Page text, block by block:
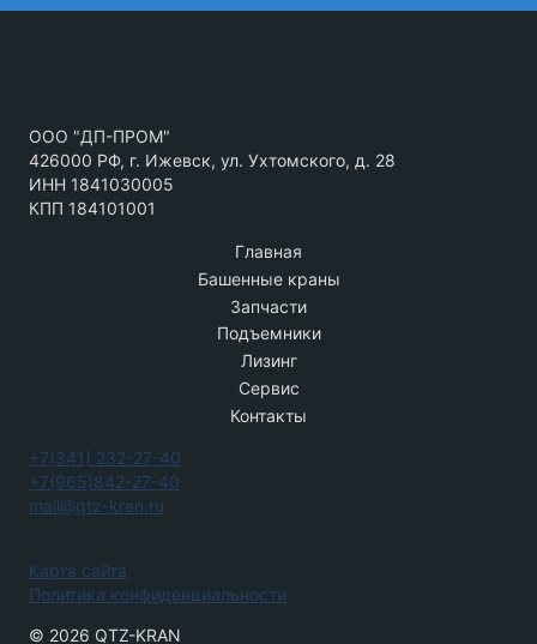
ООО "ДП-ПРОМ"
426000 РФ, г. Ижевск, ул. Ухтомского, д. 28
ИНН 1841030005
КПП 184101001
Главная
Башенные краны
Запчасти
Подъемники
Лизинг
Сервис
Контакты
+7(341) 232-27-40
+7(965)842-27-40
mail@qtz-kran.ru
Карта сайта
Политика конфиденциальности
© 2026 QTZ-KRAN